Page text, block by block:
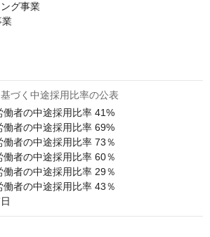
グ事業
業
づく中途採用比率の公表
者の中途採用比率 41%
者の中途採用比率 69%
者の中途採用比率 73％
者の中途採用比率 60％
者の中途採用比率 29％
者の中途採用比率 43％